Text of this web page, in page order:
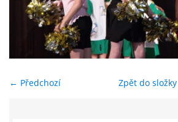
ŠKOLSKÁ RADA
PROJEKTY
ENVIRONMENTÁLNÍ VÝCHOVA
← Předchozí Zpět do složky